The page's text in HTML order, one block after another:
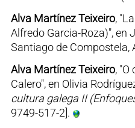
Alva Martínez Teixeiro,
Alfredo Garcia-Roza)", en
Santiago de Compostela,
Alva Martínez Teixeiro, "O
Calero", en Olivia
cultura galega II
9749-517-2].